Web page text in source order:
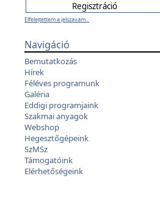
Elfelejtettem a jelszavam...
Navigáció
Bemutatkozás
Hírek
Féléves programunk
Galéria
Eddigi programjaink
Szakmai anyagok
Webshop
Hegesztőgépeink
SzMSz
Támogatóink
Elérhetőségeink